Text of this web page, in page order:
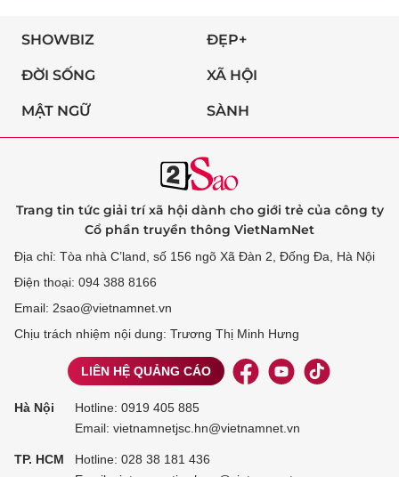
SHOWBIZ ĐẸP+
ĐỜI SỐNG XÃ HỘI
MẬT NGỮ SÀNH
Trang tin tức giải trí xã hội dành cho giới trẻ của công ty
Cổ phần truyền thông VietNamNet
Địa chỉ: Tòa nhà C’land, số 156 ngõ Xã Đàn 2, Đống Đa, Hà Nội
Điện thoại: 094 388 8166
Email: 2sao@vietnamnet.vn
Chịu trách nhiệm nội dung: Trương Thị Minh Hưng
LIÊN HỆ QUẢNG CÁO
Hà Nội Hotline: 0919 405 885
Email: vietnamnetjsc.hn@vietnamnet.vn
TP. HCM Hotline: 028 38 181 436